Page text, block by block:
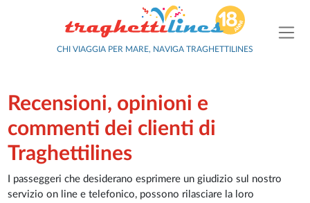
CHI VIAGGIA PER MARE, NAVIGA TRAGHETTILINES
Recensioni, opinioni e
commenti dei clienti di
Traghettilines
I passeggeri che desiderano esprimere un giudizio sul nostro
servizio on line e telefonico, possono rilasciare la loro